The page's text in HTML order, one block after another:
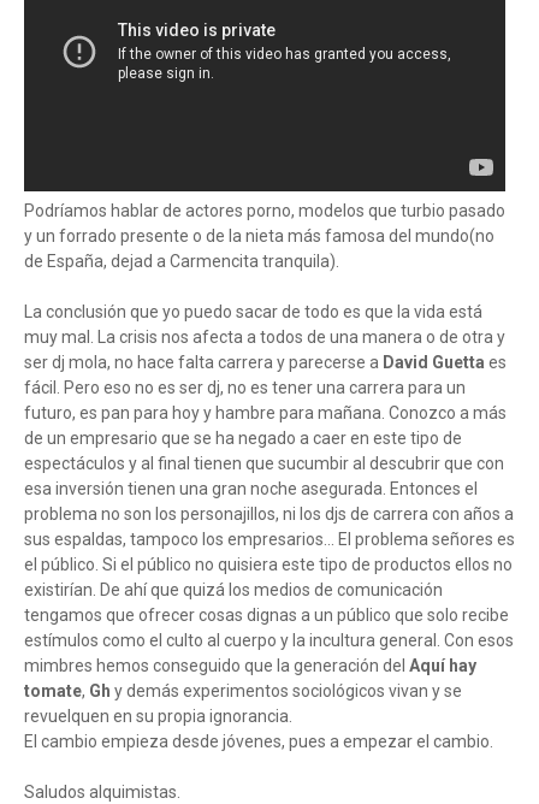
Podríamos hablar de actores porno, modelos que turbio pasado
y un forrado presente o de la nieta más famosa del mundo(no
de España, dejad a Carmencita tranquila).
La conclusión que yo puedo sacar de todo es que la vida está
muy mal. La crisis nos afecta a todos de una manera o de otra y
ser dj mola, no hace falta carrera y parecerse a David Guetta es
fácil. Pero eso no es ser dj, no es tener una carrera para un
futuro, es pan para hoy y hambre para mañana. Conozco a más
de un empresario que se ha negado a caer en este tipo de
espectáculos y al final tienen que sucumbir al descubrir que con
esa inversión tienen una gran noche asegurada. Entonces el
problema no son los personajillos, ni los djs de carrera con años a
sus espaldas, tampoco los empresarios... El problema señores es
el público. Si el público no quisiera este tipo de productos ellos no
existirían. De ahí que quizá los medios de comunicación
tengamos que ofrecer cosas dignas a un público que solo recibe
estímulos como el culto al cuerpo y la incultura general. Con esos
mimbres hemos conseguido que la generación del Aquí hay
tomate, Gh y demás experimentos sociológicos vivan y se
revuelquen en su propia ignorancia.
El cambio empieza desde jóvenes, pues a empezar el cambio.
Saludos alquimistas.